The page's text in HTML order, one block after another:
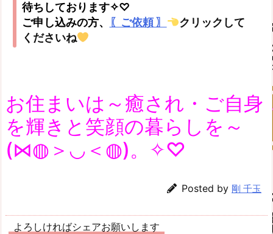
待ちしております✧♡
ご申し込みの方、
〖ご依頼 〗
クリックして
くださいね
お住まいは～癒され・ご自身
を輝きと笑顔の暮らしを～
(⋈◍＞◡＜◍)。✧♡
Posted by 剛 千玉
よろしければシェアお願いします